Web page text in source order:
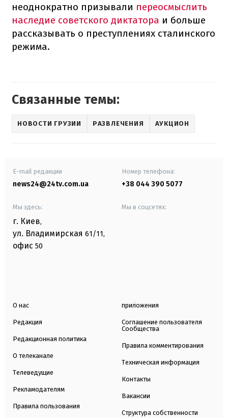
неоднократно призывали переосмыслить
наследие советского диктатора и больше
рассказывать о преступлениях сталинского
режима.
Связанные темы:
НОВОСТИ ГРУЗИИ РАЗВЛЕЧЕНИЯ АУКЦИОН
E-mail редакции
news24@24tv.com.ua
Номер телефона:
+38 044 390 5077
Мы здесь:
г. Киев,
ул. Владимирская 61/11,
офис 50
Мы в соцсетях:
О нас
Редакция
Редакционная политика
О телеканале
Телеведущие
Рекламодателям
Правила пользования
приложения
Соглашение пользователя
Сообщества
Правила комментирования
Техническая информация
Контакты
Вакансии
Структура собственности